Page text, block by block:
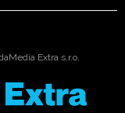
Extra s.r.o.